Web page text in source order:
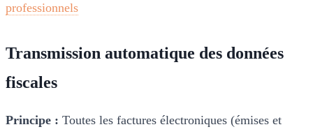
professionnels
Transmission automatique des données
fiscales
Principe : Toutes les factures électroniques (émises et